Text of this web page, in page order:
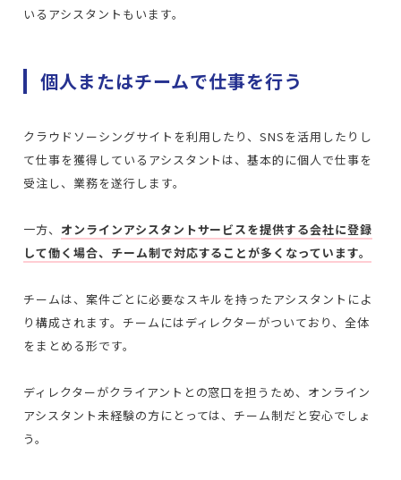
いるアシスタントもいます。
個人またはチームで仕事を行う
クラウドソーシングサイトを利用したり、SNSを活用したりし
て仕事を獲得しているアシスタントは、基本的に個人で仕事を
受注し、業務を遂行します。
一方、 オンラインアシスタントサービスを提供する会社に登録
して働く場合、チーム制で対応することが多くなっています。
チームは、案件ごとに必要なスキルを持ったアシスタントによ
り構成されます。チームにはディレクターがついており、全体
をまとめる形です。
ディレクターがクライアントとの窓口を担うため、オンライン
アシスタント未経験の方にとっては、チーム制だと安心でしょ
う。